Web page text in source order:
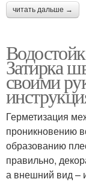
читать дальше →
Затирка
своими
Герметизация
проникновению
образованию
правильно,
а внешний вид –